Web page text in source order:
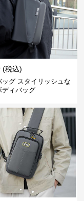
(税込)
ッグ スタイリッシュな
ディバッグ